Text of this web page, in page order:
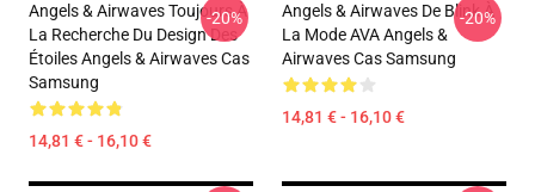
Angels & Airwaves Toujours À
La Recherche Du Design Des
Étoiles Angels & Airwaves Cas
Samsung
14,81 € - 16,10 €
-20%
Angels & Airwaves De Blink À
La Mode AVA Angels &
Airwaves Cas Samsung
14,81 € - 16,10 €
-20%